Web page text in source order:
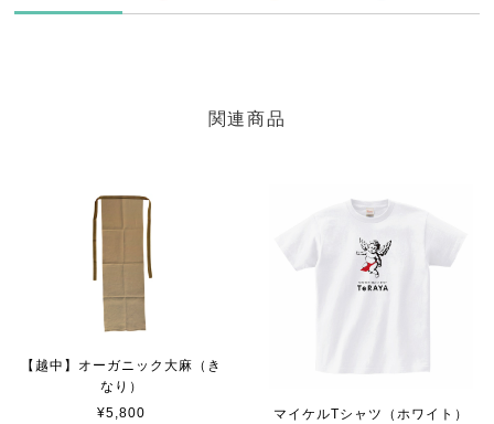
関連商品
【越中】オーガニック大麻（き
なり）
¥5,800
マイケルTシャツ（ホワイト）